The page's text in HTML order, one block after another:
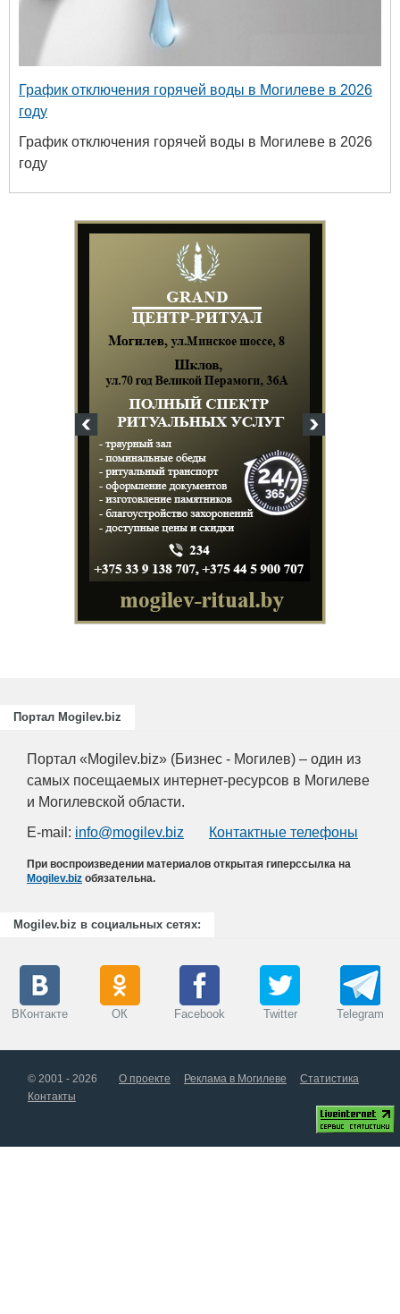
График отключения горячей воды в Могилеве в 2026
году
График отключения горячей воды в Могилеве в 2026
году
Портал Mogilev.biz
Портал «Mogilev.biz» (Бизнес - Могилев) – один из
самых посещаемых интернет-ресурсов в Могилеве
и Могилевской области.
E-mail: info@mogilev.biz Контактные телефоны
При воспроизведении материалов открытая гиперссылка на
Mogilev.biz обязательна.
Mogilev.biz в социальных сетях:
ВКонтакте ОК Facebook Twitter Telegram
© 2001 - 2026 О проекте Реклама в Могилеве
Статистика
Контакты